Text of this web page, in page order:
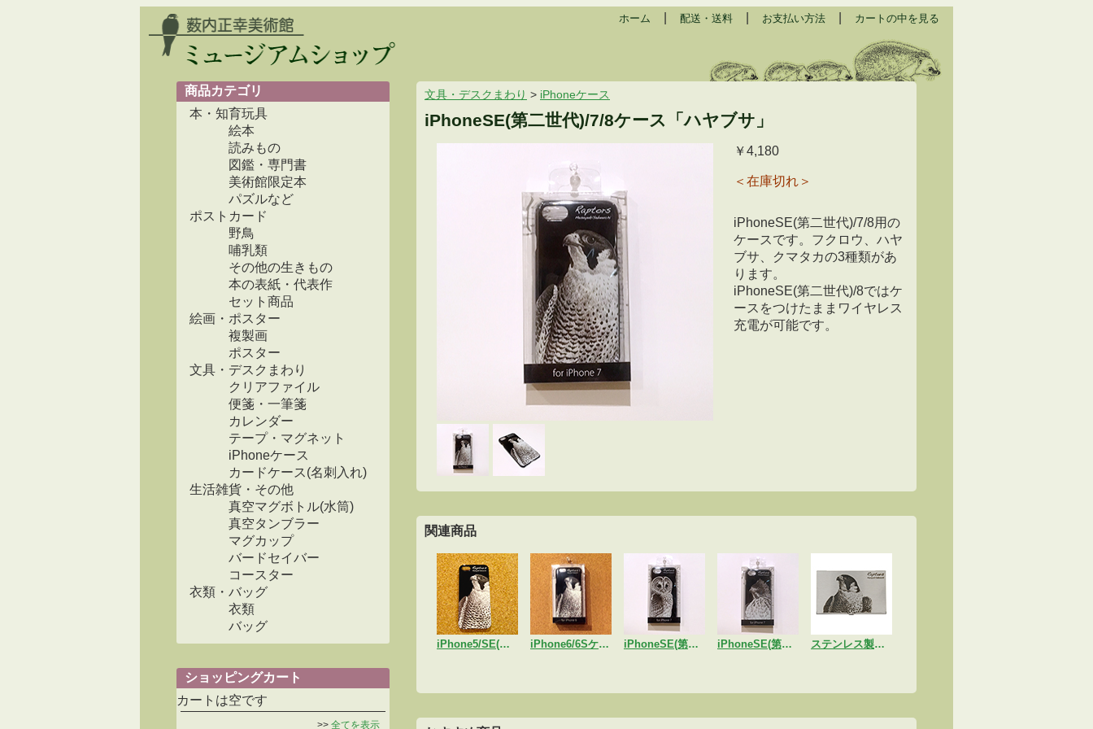
ホーム 配送・送料 お支払い方法 カートの中を見る
商品カテゴリ
本・知育玩具
絵本
読みもの
図鑑・専門書
美術館限定本
パズルなど
ポストカード
野鳥
哺乳類
その他の生きもの
本の表紙・代表作
セット商品
絵画・ポスター
複製画
ポスター
文具・デスクまわり
クリアファイル
便箋・一筆箋
カレンダー
テープ・マグネット
iPhoneケース
カードケース(名刺入れ)
生活雑貨・その他
真空マグボトル(水筒)
真空タンブラー
マグカップ
バードセイバー
コースター
衣類・バッグ
衣類
バッグ
ショッピングカート
カートは空です
>> 全てを表示
文具・デスクまわり > iPhoneケース
iPhoneSE(第二世代)/7/8ケース「ハヤブサ」
￥4,180
＜在庫切れ＞
iPhoneSE(第二世代)/7/8用の
ケースです。フクロウ、ハヤ
ブサ、クマタカの3種類があ
ります。
iPhoneSE(第二世代)/8ではケ
ースをつけたままワイヤレス
充電が可能です。
関連商品
iPhone5/SE(第一世代)用ケース「ハヤブサ」 iPhone6/6Sケース「ハヤブサ」 iPhoneSE(第二世代)/7/8ケース「フクロウ」 iPhoneSE(第二世代)/7/8ケース「クマタカ」 ステンレス製カードケース「ハヤブサ」